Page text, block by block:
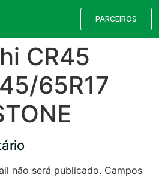
PARCEIROS
CR45
65R17
não será publicado. Campos